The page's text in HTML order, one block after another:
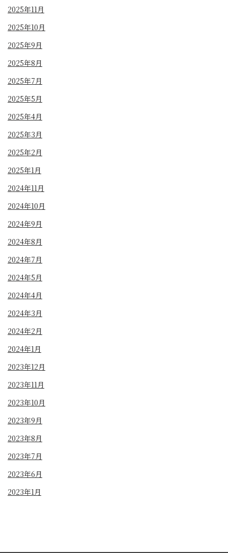
2025年11月
2025年10月
2025年9月
2025年8月
2025年7月
2025年5月
2025年4月
2025年3月
2025年2月
2025年1月
2024年11月
2024年10月
2024年9月
2024年8月
2024年7月
2024年5月
2024年4月
2024年3月
2024年2月
2024年1月
2023年12月
2023年11月
2023年10月
2023年9月
2023年8月
2023年7月
2023年6月
2023年1月